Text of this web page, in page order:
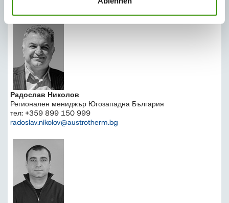
Радослав Николов
Регионален мениджър Югозападна България
тел: +359 899 150 999
radoslav.nikolov@austrotherm.bg